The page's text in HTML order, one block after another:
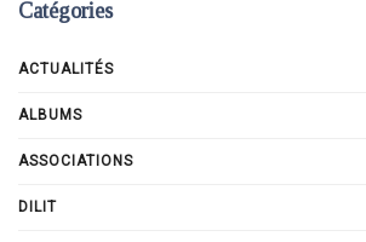
Catégories
ACTUALITÉS
ALBUMS
ASSOCIATIONS
DILIT